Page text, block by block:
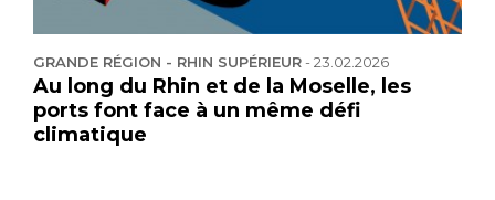
GRANDE RÉGION - RHIN SUPÉRIEUR-23.02.2026
Au long du Rhin et de la Moselle, les
ports font face à un même défi
climatique